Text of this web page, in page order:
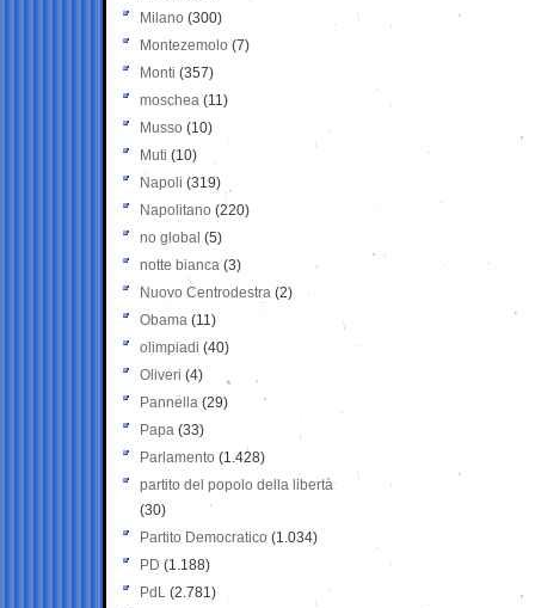
Milano (300)
Montezemolo (7)
Monti (357)
moschea (11)
Musso (10)
Muti (10)
Napoli (319)
Napolitano (220)
no global (5)
notte bianca (3)
Nuovo Centrodestra (2)
Obama (11)
olimpiadi (40)
Oliveri (4)
Pannella (29)
Papa (33)
Parlamento (1.428)
partito del popolo della libertà
(30)
Partito Democratico (1.034)
PD (1.188)
PdL (2.781)